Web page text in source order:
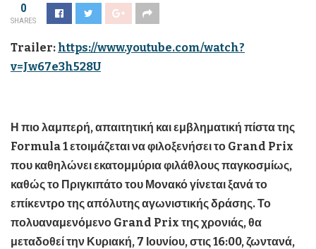
0
SHARES
Trailer: https://www.youtube.com/watch?
v=Jw67e3h528U
Η πιο λαμπερή, απαιτητική και εμβληματική πίστα της
Formula 1 ετοιμάζεται να φιλοξενήσει το Grand Prix
που καθηλώνει εκατομμύρια φιλάθλους παγκοσμίως,
καθώς το Πριγκιπάτο του Μονακό γίνεται ξανά το
επίκεντρο της απόλυτης αγωνιστικής δράσης. Το
πολυαναμενόμενο Grand Prix της χρονιάς, θα
μεταδοθεί την Κυριακή, 7 Ιουνίου, στις 16:00, ζωντανά,